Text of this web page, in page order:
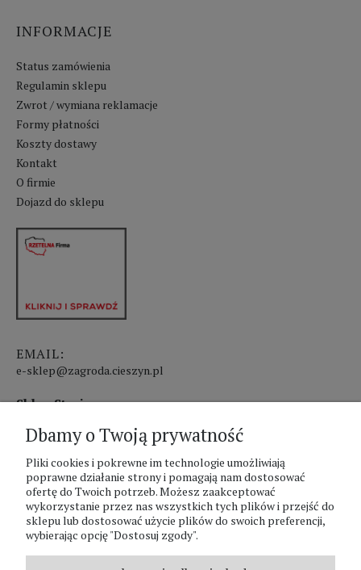
INFORMACJE
Status zamówienia
Regulamin sklepu
Zwrot / wymiana reklamacje
Formy płatności
Koszty dostawy
Kontakt
O firmie
Dojazd do sklepu
EMAIL:
e-sklep@zagroda.cieszyn.pl
Sklep Stacjonarny czynny:
pon.-pt. 8:00 - 17:00
sobota 8:00 - 13:00
PHU Zagroda A.Szlaur
ZAGRODA Centrum Ogrodnicze
UL. Hallera 116A
Dbamy o Twoją prywatność
Pliki cookies i pokrewne im technologie umożliwiają
poprawne działanie strony i pomagają nam dostosować
ofertę do Twoich potrzeb. Możesz zaakceptować
wykorzystanie przez nas wszystkich tych plików i przejść do
sklepu lub dostosować użycie plików do swoich preferencji,
wybierając opcję "Dostosuj zgody".